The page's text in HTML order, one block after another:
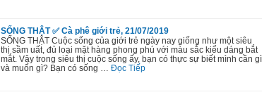
SỐNG THẬT ✅ Cà phê giới trẻ, 21/07/2019
SỐNG THẬT Cuộc sống của giới trẻ ngày nay giống như một siêu
thị sầm uất, đủ loại mặt hàng phong phú với màu sắc kiểu dáng bắt
mắt. Vậy trong siêu thị cuộc sống ấy, bạn có thực sự biết mình cần gì
và muốn gì? Bạn có sống …
Đọc Tiếp